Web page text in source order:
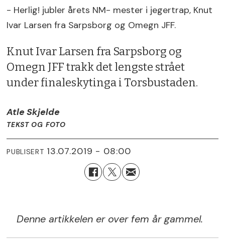
- Herlig! jubler årets NM- mester i jegertrap, Knut
Ivar Larsen fra Sarpsborg og Omegn JFF.
Knut Ivar Larsen fra Sarpsborg og
Omegn JFF trakk det lengste strået
under finaleskytinga i Torsbustaden.
Atle Skjelde
TEKST OG FOTO
PUBLISERT 13.07.2019 - 08:00
Denne artikkelen er over fem år gammel.